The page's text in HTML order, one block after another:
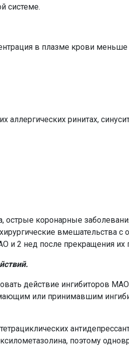
системе.
в плазме крови
аллергических ринитах,
острые коронарные
вмешательства
и 2 нед после прекращения их
действие ингибиторов
или принимавшим
поэтому